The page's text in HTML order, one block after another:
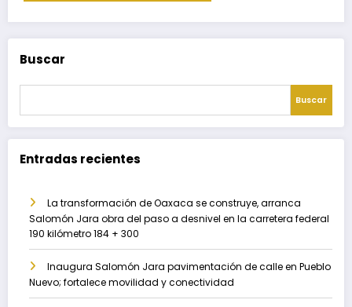
Buscar
Buscar
Entradas recientes
La transformación de Oaxaca se construye, arranca
Salomón Jara obra del paso a desnivel en la carretera federal
190 kilómetro 184 + 300
Inaugura Salomón Jara pavimentación de calle en Pueblo
Nuevo; fortalece movilidad y conectividad